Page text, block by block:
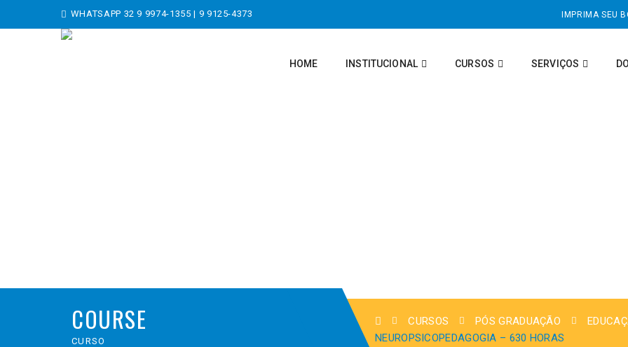
WHATSAPP 32 9 9974-1355| 9 9125-4373 IMPRIMA SEU
HOME INSTITUCIONAL CURSOS SERVIÇOS
COURSE
CURSO
CURSOS PÓS GRADUAÇÃO
NEUROPSICOPEDAGOGIA – 630 HORAS